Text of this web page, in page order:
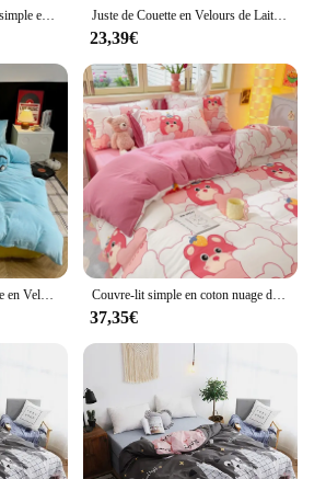
NewTuff-Juste de couette simple en velours, lait solide, épaissie, chaude, literie pour deux, athlon, automne et hiver, 2024x180, 220x240, document, 220 Juste de Couette en Velours de Lait, Produit Unique, Plaid Imprimé, Épais, Chaud, 202 lon, Grande Taille, Literie Double, 180x220, Nouvelle Collection Automne Hiver
23,39€
Dopamine-Juste de Couette en Velours de Lait, Produit Unique, Épais, Chaud, Solide, Document, Lit Double, 202 lon, 180x220, 200x230, 220x240, Nouveau Couvre-lit simple en coton nuage délavé, ensemble de literie de grande taille 180x220, ne comprend pas de taie d'oreiller, dessin animé imprimé, nouveau
37,35€